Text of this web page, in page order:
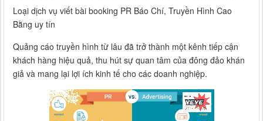
Loại dịch vụ viết bài booking PR Báo Chí, Truyền Hình Cao
Bằng uy tín
Quảng cáo truyền hình từ lâu đã trở thành một kênh tiếp cận
khách hàng hiệu quả, thu hút sự quan tâm của đông đảo khán
giả và mang lại lợi ích kinh tế cho các doanh nghiệp.